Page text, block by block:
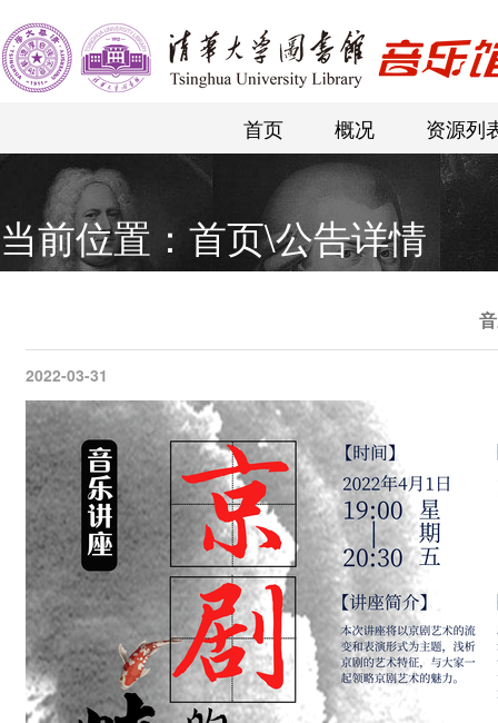
首页 概况 资源列
当前位置： 首页\公告详情
2022-03-31